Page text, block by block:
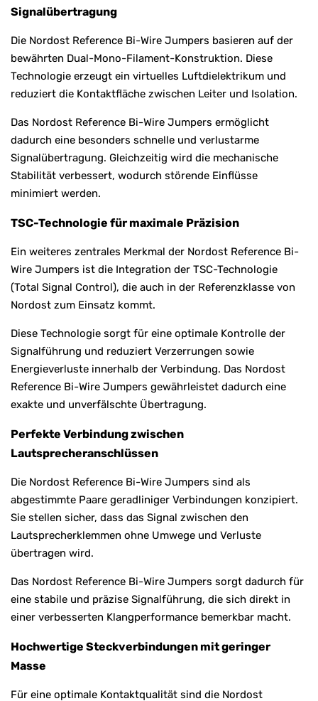
Signalübertragung
Die Nordost Reference Bi-Wire Jumpers basieren auf der
bewährten Dual-Mono-Filament-Konstruktion. Diese
Technologie erzeugt ein virtuelles Luftdielektrikum und
reduziert die Kontaktfläche zwischen Leiter und Isolation.
Das Nordost Reference Bi-Wire Jumpers ermöglicht
dadurch eine besonders schnelle und verlustarme
Signalübertragung. Gleichzeitig wird die mechanische
Stabilität verbessert, wodurch störende Einflüsse
minimiert werden.
TSC-Technologie für maximale Präzision
Ein weiteres zentrales Merkmal der Nordost Reference Bi-
Wire Jumpers ist die Integration der TSC-Technologie
(Total Signal Control), die auch in der Referenzklasse von
Nordost zum Einsatz kommt.
Diese Technologie sorgt für eine optimale Kontrolle der
Signalführung und reduziert Verzerrungen sowie
Energieverluste innerhalb der Verbindung. Das Nordost
Reference Bi-Wire Jumpers gewährleistet dadurch eine
exakte und unverfälschte Übertragung.
Perfekte Verbindung zwischen
Lautsprecheranschlüssen
Die Nordost Reference Bi-Wire Jumpers sind als
abgestimmte Paare geradliniger Verbindungen konzipiert.
Sie stellen sicher, dass das Signal zwischen den
Lautsprecherklemmen ohne Umwege und Verluste
übertragen wird.
Das Nordost Reference Bi-Wire Jumpers sorgt dadurch für
eine stabile und präzise Signalführung, die sich direkt in
einer verbesserten Klangperformance bemerkbar macht.
Hochwertige Steckverbindungen mit geringer
Masse
Für eine optimale Kontaktqualität sind die Nordost